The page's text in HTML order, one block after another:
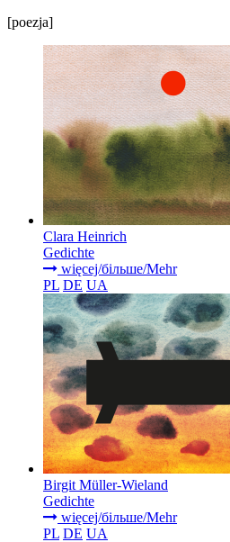
[poezja]
Clara Heinrich
Gedichte
więcej/більше/Mehr
PL DE UA
Birgit Müller-Wieland
Gedichte
więcej/більше/Mehr
PL DE UA